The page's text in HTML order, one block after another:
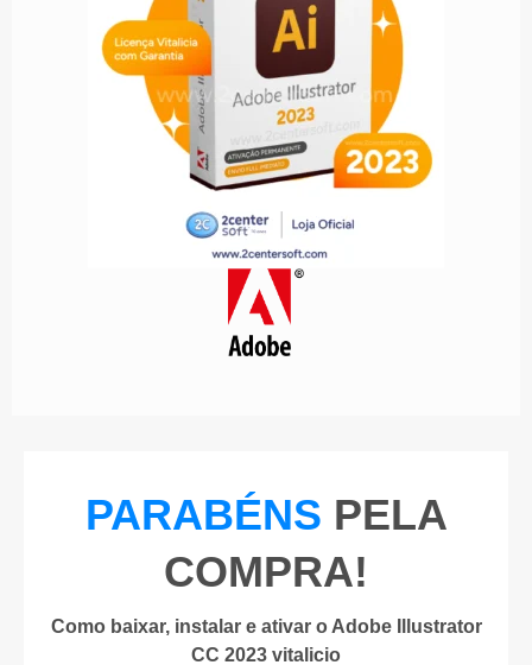
PARABÉNS PELA
COMPRA!
Como baixar, instalar e ativar o Adobe Illustrator
CC 2023 vitalicio